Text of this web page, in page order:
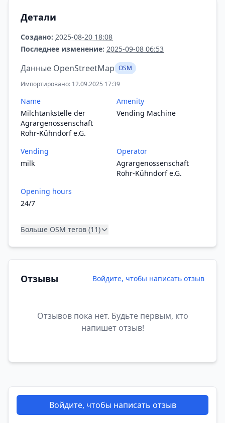
Детали
Создано: 2025-08-20 18:08
Последнее изменение: 2025-09-08 06:53
Данные OpenStreetMap OSM
Импортировано: 12.09.2025 17:39
Name
Milchtankstelle der
Agrargenossenschaft
Rohr-Kühndorf e.G.
Amenity
Vending Machine
Vending
milk
Operator
Agrargenossenschaft
Rohr-Kühndorf e.G.
Opening hours
24/7
Больше OSM тегов (11)
Отзывы Войдите, чтобы написать отзыв
Отзывов пока нет. Будьте первым, кто
напишет отзыв!
Войдите, чтобы написать отзыв